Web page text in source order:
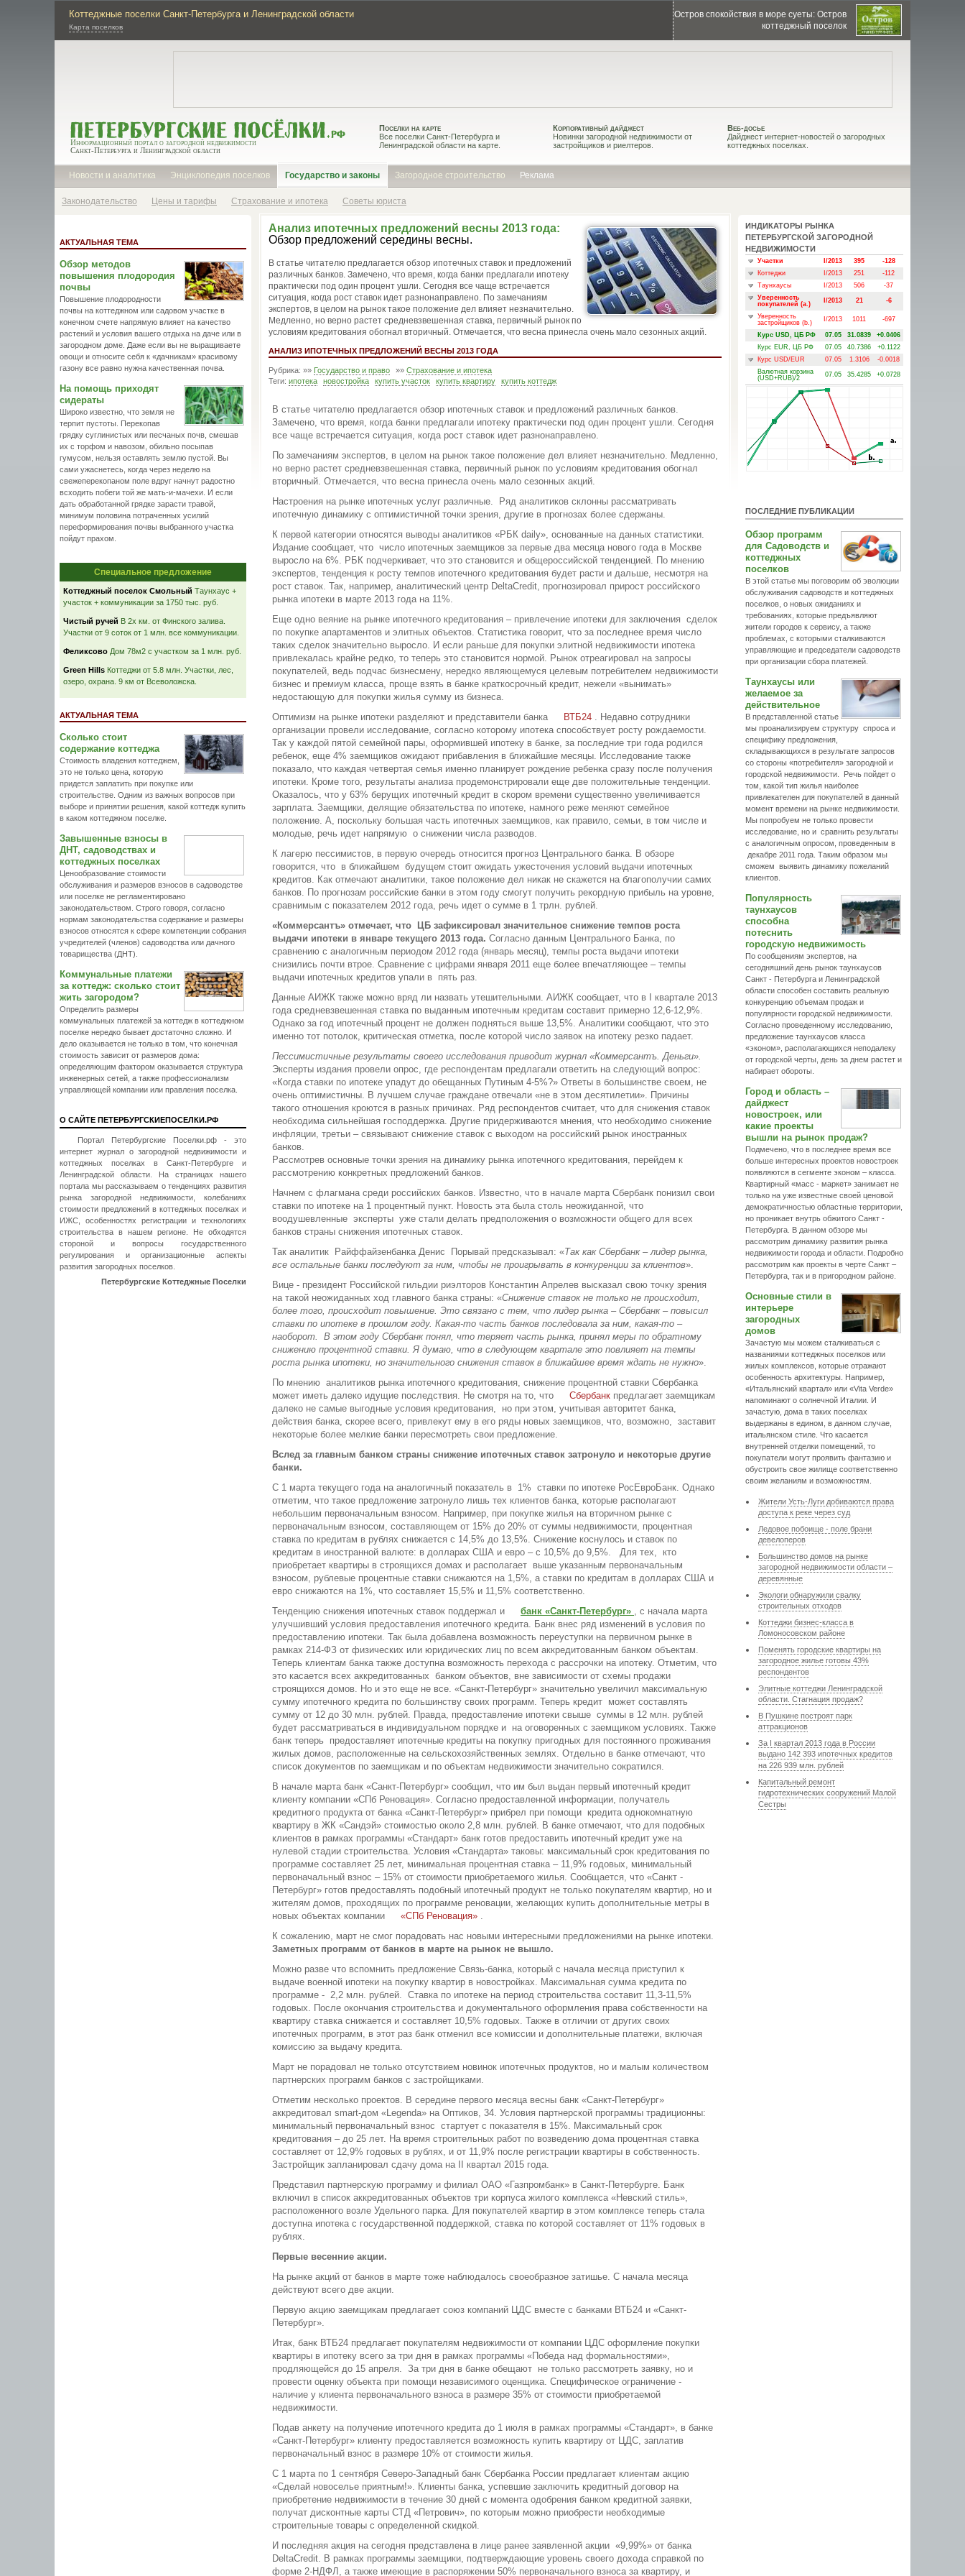
Коттеджные поселки Санкт-Петербурга и Ленинградской области
Карта поселков
Остров спокойствия в море суеты: Остров
коттеджный поселок
Информационный портал о загородной недвижимости
Санкт-Петербурга и Ленинградской области
Поселки на карте
Все поселки Санкт-Петербурга и
Ленинградской области на карте.
Корпоративный дайджест
Новинки загородной недвижимости от
застройщиков и риелтеров.
Веб-досье
Дайджест интернет-новостей о загородных
коттеджных поселках.
Новости и аналитика Энциклопедия поселков Государство и законы Загородное строительство Реклама
Законодательство Цены и тарифы Страхование и ипотека Советы юриста
Анализ ипотечных предложений весны 2013 года:
Обзор предложений середины весны.
В статье читателю предлагается обзор ипотечных ставок и предложений
различных банков. Замечено, что время, когда банки предлагали ипотеку
практически под один процент ушли. Сегодня все чаще встречается
ситуация, когда рост ставок идет разнонаправлено. По замечаниям
экспертов, в целом на рынок такое положение дел влияет незначительно.
Медленно, но верно растет средневзвешенная ставка, первичный рынок по
условиям кредитования обогнал вторичный. Отмечается, что весна принесла очень мало сезонных акций.
АНАЛИЗ ИПОТЕЧНЫХ ПРЕДЛОЖЕНИЙ ВЕСНЫ 2013 ГОДА
Рубрика: »» Государство и право »» Страхование и ипотека
Теги: ипотека новостройка купить участок купить квартиру купить коттедж
В статье читателю предлагается обзор ипотечных ставок и предложений различных банков.
Замечено, что время, когда банки предлагали ипотеку практически под один процент ушли. Сегодня
все чаще встречается ситуация, когда рост ставок идет разнонаправлено.
По замечаниям экспертов, в целом на рынок такое положение дел влияет незначительно. Медленно,
но верно растет средневзвешенная ставка, первичный рынок по условиям кредитования обогнал
вторичный. Отмечается, что весна принесла очень мало сезонных акций.
Настроения на рынке ипотечных услуг различные. Ряд аналитиков склонны рассматривать
ипотечную динамику с оптимистичной точки зрения, другие в прогнозах более сдержаны.
К первой категории относятся выводы аналитиков «РБК daily», основанные на данных статистики.
Издание сообщает, что число ипотечных заемщиков за первые два месяца нового года в Москве
выросло на 6%. РБК подчеркивает, что это становится и общероссийской тенденцией. По мнению
экспертов, тенденция к росту темпов ипотечного кредитования будет расти и дальше, несмотря на
рост ставок. Так, например, аналитический центр DeltaCredit, прогнозировал прирост российского
рынка ипотеки в марте 2013 года на 11%.
Еще одно веяние на рынке ипотечного кредитования – привлечение ипотеки для заключения сделок
по покупке апартаментов и элитных объектов. Статистика говорит, что за последнее время число
таких сделок значительно выросло. И если раньше для покупки элитной недвижимости ипотека
привлекалась крайне редко, то теперь это становится нормой. Рынок отреагировал на запросы
покупателей, ведь подчас бизнесмену, нередко являющемуся целевым потребителем недвижимости
бизнес и премиум класса, проще взять в банке краткосрочный кредит, нежели «вынимать»
недостающую для покупки жилья сумму из бизнеса.
Оптимизм на рынке ипотеки разделяют и представители банка
ВТБ24 . Недавно сотрудники
организации провели исследование, согласно которому ипотека способствует росту рождаемости.
Так у каждой пятой семейной пары, оформившей ипотеку в банке, за последние три года родился
ребенок, еще 4% заемщиков ожидают прибавления в ближайшие месяцы. Исследование также
показало, что каждая четвертая семья именно планирует рождение ребенка сразу после получения
ипотеки. Кроме того, результаты анализа продемонстрировали еще две положительные тенденции.
Оказалось, что у 63% берущих ипотечный кредит в скором времени существенно увеличивается
зарплата. Заемщики, делящие обязательства по ипотеке, намного реже меняют семейное
положение. А, поскольку большая часть ипотечных заемщиков, как правило, семьи, в том числе и
молодые, речь идет напрямую о снижении числа разводов.
К лагерю пессимистов, в первую очередь относится прогноз Центрального банка. В обзоре
говорится, что в ближайшем будущем стоит ожидать ужесточения условий выдачи ипотечных
кредитов. Как отмечают аналитики, такое положение дел никак не скажется на благополучии самих
банков. По прогнозам российские банки в этом году смогут получить рекордную прибыль на уровне,
сравнимым с показателем 2012 года, речь идет о сумме в 1 трлн. рублей.
«Коммерсантъ» отмечает, что ЦБ зафиксировал значительное снижение темпов роста
выдачи ипотеки в январе текущего 2013 года. Согласно данным Центрального Банка, по
сравнению с аналогичным периодом 2012 года (январь месяц), темпы роста выдачи ипотеки
снизились почти втрое. Сравнение с цифрами января 2011 еще более впечатляющее – темпы
выдачи ипотечных кредитов упали в пять раз.
Данные АИЖК также можно вряд ли назвать утешительными. АИЖК сообщает, что в I квартале 2013
года средневзвешенная ставка по выданным ипотечным кредитам составит примерно 12,6-12,9%.
Однако за год ипотечный процент не должен подняться выше 13,5%. Аналитики сообщают, что это
именно тот потолок, критическая отметка, после которой число заявок на ипотеку резко падает.
Пессимистичные результаты своего исследования приводит журнал «Коммерсантъ. Деньги».
Эксперты издания провели опрос, где респондентам предлагали ответить на следующий вопрос:
«Когда ставки по ипотеке упадут до обещанных Путиным 4-5%?» Ответы в большинстве своем, не
очень оптимистичны. В лучшем случае граждане отвечали «не в этом десятилетии». Причины
такого отношения кроются в разных причинах. Ряд респондентов считает, что для снижения ставок
необходима сильнейшая господдержка. Другие придерживаются мнения, что необходимо снижение
инфляции, третьи – связывают снижение ставок с выходом на российский рынок иностранных
банков.
Рассмотрев основные точки зрения на динамику рынка ипотечного кредитования, перейдем к
рассмотрению конкретных предложений банков.
Начнем с флагмана среди российских банков. Известно, что в начале марта Сбербанк понизил свои
ставки по ипотеке на 1 процентный пункт. Новость эта была столь неожиданной, что
воодушевленные эксперты уже стали делать предположения о возможности общего для всех
банков страны снижения ипотечных ставок.
Так аналитик Райффайзенбанка Денис Порывай предсказывал: «Так как Сбербанк – лидер рынка,
все остальные банки последуют за ним, чтобы не проигрывать в конкуренции за клиентов».
Вице - президент Российской гильдии риэлторов Константин Апрелев высказал свою точку зрения
на такой неожиданных ход главного банка страны: «Снижение ставок не только не происходит,
более того, происходит повышение. Это связано с тем, что лидер рынка – Сбербанк – повысил
ставки по ипотеке в прошлом году. Какая-то часть банков последовала за ним, какая-то –
наоборот. В этом году Сбербанк понял, что теряет часть рынка, принял меры по обратному
снижению процентной ставки. Я думаю, что в следующем квартале это повлияет на темпы
роста рынка ипотеки, но значительного снижения ставок в ближайшее время ждать не нужно».
По мнению аналитиков рынка ипотечного кредитования, снижение процентной ставки Сбербанка
может иметь далеко идущие последствия. Не смотря на то, что
Сбербанк предлагает заемщикам
далеко не самые выгодные условия кредитования, но при этом, учитывая авторитет банка,
действия банка, скорее всего, привлекут ему в его ряды новых заемщиков, что, возможно, заставит
некоторые более мелкие банки пересмотреть свои предложение.
Вслед за главным банком страны снижение ипотечных ставок затронуло и некоторые другие
банки.
С 1 марта текущего года на аналогичный показатель в 1% ставки по ипотеке РосЕвроБанк. Однако
отметим, что такое предложение затронуло лишь тех клиентов банка, которые располагают
небольшим первоначальным взносом. Например, при покупке жилья на вторичном рынке с
первоначальным взносом, составляющем от 15% до 20% от суммы недвижимости, процентная
ставка по кредитам в рублях снижается с 14,5% до 13,5%. Снижение коснулось и ставок по
кредитам в иностранной валюте: в долларах США и евро – с 10,5% до 9,5%. Для тех, кто
приобретает квартиры в строящихся домах и располагает выше указанным первоначальным
взносом, рублевые процентные ставки снижаются на 1,5%, а ставки по кредитам в долларах США и
евро снижаются на 1%, что составляет 15,5% и 11,5% соответственно.
Тенденцию снижения ипотечных ставок поддержал и
банк «Санкт-Петербург» , с начала марта
улучшивший условия предоставления ипотечного кредита. Банк внес ряд изменений в условия по
предоставлению ипотеки. Так была добавлена возможность переуступки на первичном рынке в
рамках 214-ФЗ от физических или юридических лиц по всем аккредитованным банком объектам.
Теперь клиентам банка также доступна возможность перехода с рассрочки на ипотеку. Отметим, что
это касается всех аккредитованных банком объектов, вне зависимости от схемы продажи
строящихся домов. Но и это еще не все. «Санкт-Петербург» значительно увеличил максимальную
сумму ипотечного кредита по большинству своих программ. Теперь кредит может составлять
сумму от 12 до 30 млн. рублей. Правда, предоставление ипотеки свыше суммы в 12 млн. рублей
будет рассматриваться в индивидуальном порядке и на оговоренных с заемщиком условиях. Также
банк теперь предоставляет ипотечные кредиты на покупку пригодных для постоянного проживания
жилых домов, расположенные на сельскохозяйственных землях. Отдельно в банке отмечают, что
список документов по заемщикам и по объектам недвижимости значительно сократился.
В начале марта банк «Санкт-Петербург» сообщил, что им был выдан первый ипотечный кредит
клиенту компании «СПб Реновация». Согласно предоставленной информации, получатель
кредитного продукта от банка «Санкт-Петербург» прибрел при помощи кредита однокомнатную
квартиру в ЖК «Сандэй» стоимостью около 2,8 млн. рублей. В банке отмечают, что для подобных
клиентов в рамках программы «Стандарт» банк готов предоставить ипотечный кредит уже на
нулевой стадии строительства. Условия «Стандарта» таковы: максимальный срок кредитования по
программе составляет 25 лет, минимальная процентная ставка – 11,9% годовых, минимальный
первоначальный взнос – 15% от стоимости приобретаемого жилья. Сообщается, что «Санкт -
Петербург» готов предоставлять подобный ипотечный продукт не только покупателям квартир, но и
жителям домов, проходящих по программе реновации, желающих купить дополнительные метры в
новых объектах компании
«СПб Реновация» .
К сожалению, март не смог порадовать нас новыми интересными предложениями на рынке ипотеки.
Заметных программ от банков в марте на рынок не вышло.
Можно разве что вспомнить предложение Связь-банка, который с начала месяца приступил к
выдаче военной ипотеки на покупку квартир в новостройках. Максимальная сумма кредита по
программе - 2,2 млн. рублей. Ставка по ипотеке на период строительства составит 11,3-11,5%
годовых. После окончания строительства и документального оформления права собственности на
квартиру ставка снижается и составляет 10,5% годовых. Также в отличии от других своих
ипотечных программ, в этот раз банк отменил все комиссии и дополнительные платежи, включая
комиссию за выдачу кредита.
Март не порадовал не только отсутствием новинок ипотечных продуктов, но и малым количеством
партнерских программ банков с застройщиками.
Отметим несколько проектов. В середине первого месяца весны банк «Санкт-Петербург»
аккредитовал smart-дом «Legenda» на Оптиков, 34. Условия партнерской программы традиционны:
минимальный первоначальный взнос стартует с показателя в 15%. Максимальный срок
кредитования – до 25 лет. На время строительных работ по возведению дома процентная ставка
составляет от 12,9% годовых в рублях, и от 11,9% после регистрации квартиры в собственность.
Застройщик запланировал сдачу дома на II квартал 2015 года.
Представил партнерскую программу и филиал ОАО «Газпромбанк» в Санкт-Петербурге. Банк
включил в список аккредитованных объектов три корпуса жилого комплекса «Невский стиль»,
расположенного возле Удельного парка. Для покупателей квартир в этом комплексе теперь стала
доступна ипотека с государственной поддержкой, ставка по которой составляет от 11% годовых в
рублях.
Первые весенние акции.
На рынке акций от банков в марте тоже наблюдалось своеобразное затишье. С начала месяца
действуют всего две акции.
Первую акцию заемщикам предлагает союз компаний ЦДС вместе с банками ВТБ24 и «Санкт-
Петербург».
Итак, банк ВТБ24 предлагает покупателям недвижимости от компании ЦДС оформление покупки
квартиры в ипотеку всего за три дня в рамках программы «Победа над формальностями»,
продляющейся до 15 апреля. За три дня в банке обещают не только рассмотреть заявку, но и
провести оценку объекта при помощи независимого оценщика. Специфическое ограничение -
наличие у клиента первоначального взноса в размере 35% от стоимости приобретаемой
недвижимости.
Подав анкету на получение ипотечного кредита до 1 июля в рамках программы «Стандарт», в банке
«Санкт-Петербург» клиенту предоставляется возможность купить квартиру от ЦДС, заплатив
первоначальный взнос в размере 10% от стоимости жилья.
С 1 марта по 1 сентября Северо-Западный банк Сбербанка России предлагает клиентам акцию
«Сделай новоселье приятным!». Клиенты банка, успевшие заключить кредитный договор на
приобретение недвижимости в течение 30 дней с момента одобрения банком кредитной заявки,
получат дисконтные карты СТД «Петрович», по которым можно приобрести необходимые
строительные товары с определенной скидкой.
И последняя акция на сегодня представлена в лице ранее заявленной акции «9,99%» от банка
DeltaCredit. В рамках программы заемщики, подтверждающие уровень своего дохода справкой по
форме 2-НДФЛ, а также имеющие в распоряжении 50% первоначального взноса за квартиру, и
ИНДИКАТОРЫ РЫНКА
ПЕТЕРБУРГСКОЙ ЗАГОРОДНОЙ
НЕДВИЖИМОСТИ
Участки I/2013 395
-128
Коттеджи
I/2013 251
-112
Таунхаусы
I/2013 506
-37
Уверенность
покупателей (a.)
I/2013 21 -6
Уверенность
застройщиков (b.)
I/2013 1011 -697
Курс USD, ЦБ РФ 07.05 31.0839
+0.0406
Курс EUR, ЦБ РФ
07.05 40.7386
+0.1122
Курс USD/EUR
07.05 1.3106
-0.0018
Валютная корзина
(USD+RUB)/2
07.05 35.4285 +0.0728
ПОСЛЕДНИЕ ПУБЛИКАЦИИ
Обзор программ
для Садоводств и
коттеджных
поселков
В этой статье мы поговорим об эволюции
обслуживания садоводств и коттеджных
поселков, о новых ожиданиях и
требованиях, которые предъявляют
жители городов к сервису, а также
проблемах, с которыми сталкиваются
управляющие и председатели садоводств
при организации сбора платежей.
Таунхаусы или
желаемое за
действительное
В представленной статье
мы проанализируем структуру спроса и
специфику предложения,
складывающихся в результате запросов
со стороны «потребителя» загородной и
городской недвижимости. Речь пойдет о
том, какой тип жилья наиболее
привлекателен для покупателей в данный
момент времени на рынке недвижимости.
Мы попробуем не только провести
исследование, но и сравнить результаты
с аналогичным опросом, проведенным в
декабре 2011 года. Таким образом мы
сможем выявить динамику пожеланий
клиентов.
Популярность
таунхаусов
способна
потеснить
городскую недвижимость
По сообщениям экспертов, на
сегодняшний день рынок таунхаусов
Санкт - Петербурга и Ленинградской
области способен составить реальную
конкуренцию объемам продаж и
популярности городской недвижимости.
Согласно проведенному исследованию,
предложение таунхаусов класса
«эконом», располагающихся неподалеку
от городской черты, день за днем растет и
набирает обороты.
Город и область –
дайджест
новостроек, или
какие проекты
вышли на рынок продаж?
Подмечено, что в последнее время все
больше интересных проектов новостроек
появляются в сегменте эконом – класса.
Квартирный «масс - маркет» занимает не
только на уже известные своей ценовой
демократичностью областные территории,
но проникает внутрь обжитого Санкт -
Петербурга. В данном обзоре мы
рассмотрим динамику развития рынка
недвижимости города и области. Подробно
рассмотрим как проекты в черте Санкт –
Петербурга, так и в пригородном районе.
Основные стили в
интерьере
загородных
домов
Зачастую мы можем сталкиваться с
названиями коттеджных поселков или
жилых комплексов, которые отражают
особенность архитектуры. Например,
«Итальянский квартал» или «Vita Verde»
напоминают о солнечной Италии. И
зачастую, дома в таких поселках
выдержаны в едином, в данном случае,
итальянском стиле. Что касается
внутренней отделки помещений, то
покупатели могут проявить фантазию и
обустроить свое жилище соответственно
своим желаниям и возможностям.
Жители Усть-Луги добиваются права
доступа к реке через суд
Ледовое побоище - поле брани
девелоперов
Большинство домов на рынке
загородной недвижимости области –
деревянные
Экологи обнаружили свалку
строительных отходов
Коттеджи бизнес-класса в
Ломоносовском районе
Поменять городские квартиры на
загородное жилье готовы 43%
респондентов
Элитные коттеджи Ленинградской
области. Стагнация продаж?
В Пушкине построят парк
аттракционов
За I квартал 2013 года в России
выдано 142 393 ипотечных кредитов
на 226 939 млн. рублей
Капитальный ремонт
гидротехнических сооружений Малой
Сестры
АКТУАЛЬНАЯ ТЕМА
Обзор методов
повышения плодородия
почвы
Повышение плодородности
почвы на коттеджном или садовом участке в
конечном счете напрямую влияет на качество
растений и условия вашего отдыха на даче или в
загородном доме. Даже если вы не выращиваете
овощи и относите себя к «дачникам» красивому
газону все равно нужна качественная почва.
На помощь приходят
сидераты
Широко известно, что земля не
терпит пустоты. Перекопав
грядку суглинистых или песчаных почв, смешав
их с торфом и навозом, обильно посыпав
гумусом, нельзя оставлять землю пустой. Вы
сами ужаснетесь, когда через неделю на
свежеперекопаном поле вдруг начнут радостно
всходить побеги той же мать-и-мачехи. И если
дать обработанной грядке зарасти травой,
минимум половина потраченных усилий
переформирования почвы выбранного участка
пойдут прахом.
Специальное предложение
Коттеджный поселок Смольный Таунхаус +
участок + коммуникации за 1750 тыс. руб.
Чистый ручей В 2х км. от Финского залива.
Участки от 9 соток от 1 млн. все коммуникации.
Феликсово Дом 78м2 с участком за 1 млн. руб.
Green Hills Коттеджи от 5.8 млн. Участки, лес,
озеро, охрана. 9 км от Всеволожска.
АКТУАЛЬНАЯ ТЕМА
Сколько стоит
содержание коттеджа
Стоимость владения коттеджем,
это не только цена, которую
придется заплатить при покупке или
строительстве. Одним из важных вопросов при
выборе и принятии решения, какой коттедж купить
в каком коттеджном поселке.
Завышенные взносы в
ДНТ, садоводствах и
коттеджных поселках
Ценообразование стоимости
обслуживания и размеров взносов в садоводстве
или поселке не регламентировано
законодательством. Строго говоря, согласно
нормам законодательства содержание и размеры
взносов относятся к сфере компетенции собрания
учредителей (членов) садоводства или дачного
товарищества (ДНТ).
Коммунальные платежи
за коттедж: сколько стоит
жить загородом?
Определить размеры
коммунальных платежей за коттедж в коттеджном
поселке нередко бывает достаточно сложно. И
дело оказывается не только в том, что конечная
стоимость зависит от размеров дома:
определяющим фактором оказывается структура
инженерных сетей, а также профессионализм
управляющей компании или правления поселка.
О САЙТЕ ПЕТЕРБУРГСКИЕПОСЕЛКИ.РФ
Портал Петербургские Поселки.рф - это
интернет журнал о загородной недвижимости и
коттеджных поселках в Санкт-Петербурге и
Ленинградской области. На страницах нашего
портала мы рассказываем о тенденциях развития
рынка загородной недвижимости, колебаниях
стоимости предложений в коттеджных поселках и
ИЖС, особенностях регистрации и технологиях
строительства в нашем регионе. Не обходятся
стороной и вопросы государственного
регулирования и организационные аспекты
развития загородных поселков.
Петербургские Коттеджные Поселки